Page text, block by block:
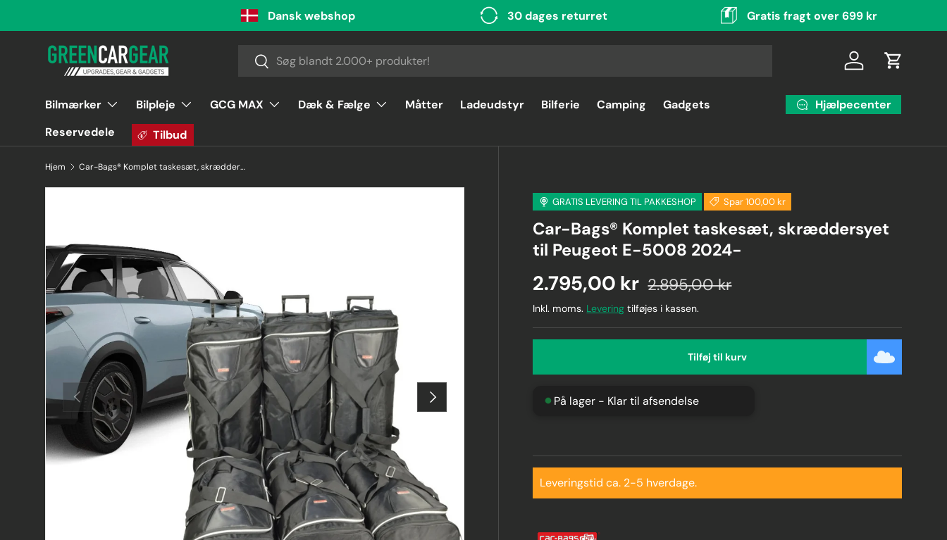
Dansk webshop 30 dages returret Gratis fragt over 699 kr
Søg Log ind
Bilmærker Bilpleje GCG MAX Dæk & Fælge Måtter Ladeudstyr Bilferie Camping
Gadgets
Reservedele
Tilbud
Hjælpecenter
Hjem Car-Bags® Komplet taskesæt, skræddersyet til Peugeot E-5008 2024-
Forrige Næste
GRATIS LEVERING TIL PAKKESHOP Spar 100,00 kr
Car-Bags® Komplet taskesæt, skræddersyet
til Peugeot E-5008 2024-
2.795,00 kr 2.895,00 kr
Inkl. moms. Levering tilføjes i kassen.
Tilføj til kurv
På lager - Klar til afsendelse
Leveringstid ca. 2-5 hverdage.